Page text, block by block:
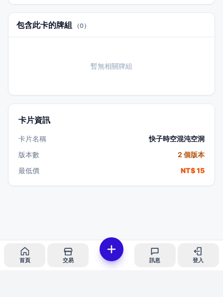
包含此卡的牌組 （0）
暫無相關牌組
卡片資訊
卡片名稱
快子時空混沌空洞
版本數
2 個版本
最低價
NT$ 15
首頁 交易 訊息 登入